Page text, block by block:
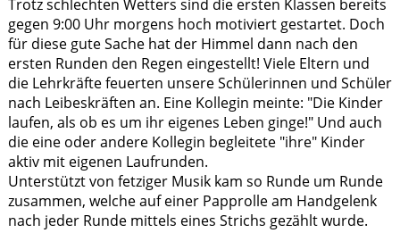
Trotz schlechten Wetters sind die ersten Klassen bereits
gegen 9:00 Uhr morgens hoch motiviert gestartet. Doch
für diese gute Sache hat der Himmel dann nach den
ersten Runden den Regen eingestellt! Viele Eltern und
die Lehrkräfte feuerten unsere Schülerinnen und Schüler
nach Leibeskräften an. Eine Kollegin meinte: "Die Kinder
laufen, als ob es um ihr eigenes Leben ginge!" Und auch
die eine oder andere Kollegin begleitete "ihre" Kinder
aktiv mit eigenen Laufrunden.
Unterstützt von fetziger Musik kam so Runde um Runde
zusammen, welche auf einer Papprolle am Handgelenk
nach jeder Runde mittels eines Strichs gezählt wurde.